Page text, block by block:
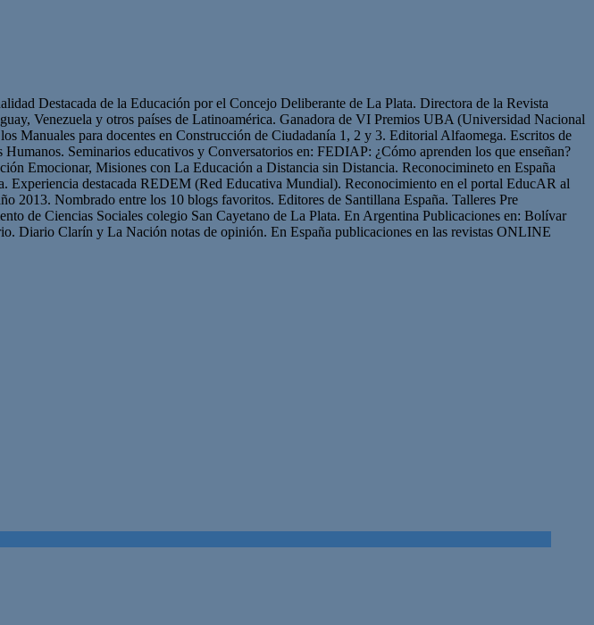
Destacada de la Educación por el Concejo Deliberante de La Plata. Directora de la Revista
Venezuela y otros países de Latinoamérica. Ganadora de VI Premios UBA (Universidad Nacional
Manuales para docentes en Construcción de Ciudadanía 1, 2 y 3. Editorial Alfaomega. Escritos de
Seminarios educativos y Conversatorios en: FEDIAP: ¿Cómo aprenden los que enseñan?
Emocionar, Misiones con La Educación a Distancia sin Distancia. Reconocimineto en España
Experiencia destacada REDEM (Red Educativa Mundial). Reconocimiento en el portal EducAR al
2013. Nombrado entre los 10 blogs favoritos. Editores de Santillana España. Talleres Pre
de Ciencias Sociales colegio San Cayetano de La Plata. En Argentina Publicaciones en: Bolívar
Diario Clarín y La Nación notas de opinión. En España publicaciones en las revistas ONLINE